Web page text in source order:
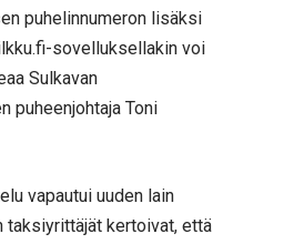
puhelinnumeron lisäksi
sovelluksellakin voi
Sulkavan
puheenjohtaja Toni
vapautui uuden lain
taksiyrittäjät kertoivat, että